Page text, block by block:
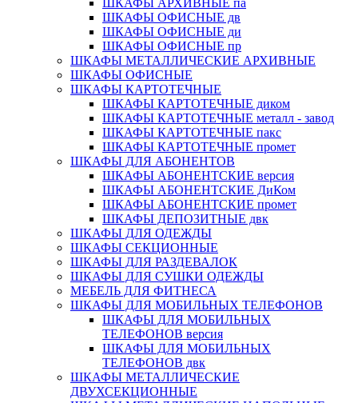
ШКАФЫ ОФИСНЫЕ дв
ШКАФЫ ОФИСНЫЕ ди
ШКАФЫ ОФИСНЫЕ пр
ШКАФЫ МЕТАЛЛИЧЕСКИЕ АРХИВНЫЕ
ШКАФЫ ОФИСНЫЕ
ШКАФЫ КАРТОТЕЧНЫЕ
ШКАФЫ КАРТОТЕЧНЫЕ диком
ШКАФЫ КАРТОТЕЧНЫЕ металл - завод
ШКАФЫ КАРТОТЕЧНЫЕ пакс
ШКАФЫ КАРТОТЕЧНЫЕ промет
ШКАФЫ ДЛЯ АБОНЕНТОВ
ШКАФЫ АБОНЕНТСКИЕ версия
ШКАФЫ АБОНЕНТСКИЕ ДиКом
ШКАФЫ АБОНЕНТСКИЕ промет
ШКАФЫ ДЕПОЗИТНЫЕ двк
ШКАФЫ ДЛЯ ОДЕЖДЫ
ШКАФЫ СЕКЦИОННЫЕ
ШКАФЫ ДЛЯ РАЗДЕВАЛОК
ШКАФЫ ДЛЯ СУШКИ ОДЕЖДЫ
МЕБЕЛЬ ДЛЯ ФИТНЕСА
ШКАФЫ ДЛЯ МОБИЛЬНЫХ ТЕЛЕФОНОВ
ШКАФЫ ДЛЯ МОБИЛЬНЫХ
ТЕЛЕФОНОВ версия
ШКАФЫ ДЛЯ МОБИЛЬНЫХ
ТЕЛЕФОНОВ двк
ШКАФЫ МЕТАЛЛИЧЕСКИЕ
ДВУХСЕКЦИОННЫЕ